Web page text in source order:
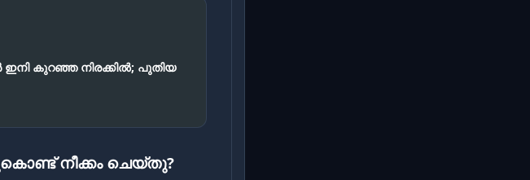
ഇനി കുറഞ്ഞ നിരക്കിൽ; പുതിയ
നീക്കം ചെയ്തു?